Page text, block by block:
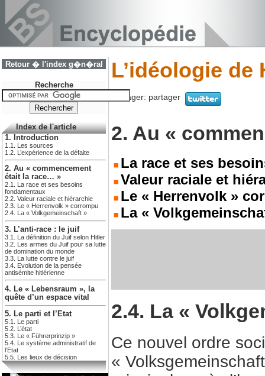
Retour � l'index g�n�ral
Recherche
Index de l'article
1. Introduction
1.1. Les sources
1.2. L’expérience de la défaite
2. Au « commencement
était la race… »
2.1. La race et ses besoins
fondamentaux
2.2. Valeur raciale et hiérarchie
2.3. Le « Herrenvolk » corrompu
2.4. La « Volkgemeinschaft »
3. L’anti-race : le juif
3.1. La définition du Juif selon Hitler
3.2. Les armes du Juif pour sa lutte
de domination du monde
3.3. La lutte contre le juif
3.4. Evolution de la pensée
antisémite hitlérienne
4. Le « Lebensraum », la
quête d’un espace vital
5. Le parti et l’Etat
5.1. Le parti
5.2. L’état
5.3. Le « Führerprinzip »
5.4. Le système administratif de
l’Etat
5.5. Les lieux de décision
L’idéologie de
Partager: partager
2. Au «
La race et ses
Valeur raciale et
Le « Herrenvolk »
La «
2.4. La «
Ce nouvel ordre
«